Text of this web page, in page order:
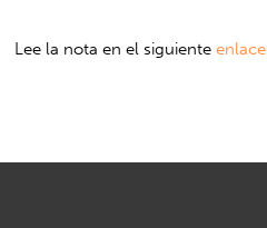
Lee la nota en el siguienteenlace.